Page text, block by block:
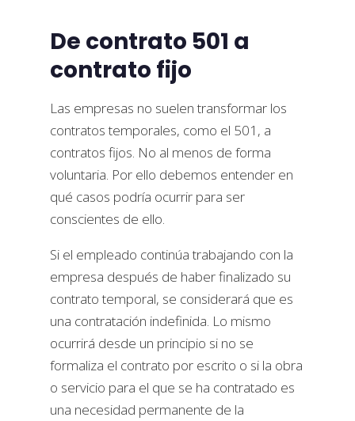
De contrato 501 a
contrato fijo
Las empresas no suelen transformar los
contratos temporales, como el 501, a
contratos fijos. No al menos de forma
voluntaria. Por ello debemos entender en
qué casos podría ocurrir para ser
conscientes de ello.
Si el empleado continúa trabajando con la
empresa después de haber finalizado su
contrato temporal, se considerará que es
una contratación indefinida. Lo mismo
ocurrirá desde un principio si no se
formaliza el contrato por escrito o si la obra
o servicio para el que se ha contratado es
una necesidad permanente de la